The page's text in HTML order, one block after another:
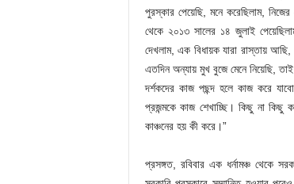
পুরস্কার পেয়েছি, মনে করেছিলাম,
থেকে ২০১৩ সালের ১৪ জুলাই
দেখলাম, এক বিধায়ক যারা রাস্তায়
এতদিন অন্যায় মুখ বুজে মেনে নিয়েছি,
দর্শকদের কাজ পছন্দ হলে কাজ করে
প্রজন্মকে কাজ শেখাচ্ছি। কিছু না কিছু
কাঞ্চনের হয় কী করে।”
প্রসঙ্গত, রবিবার এক ধর্নামঞ্চ থেকে